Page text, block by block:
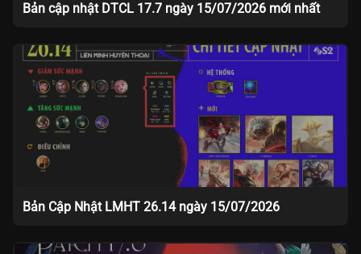
Bản cập nhật DTCL 17.7 ngày 15/07/2026 mới nhất
Bản Cập Nhật LMHT 26.14 ngày 15/07/2026